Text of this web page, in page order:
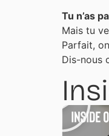
Tu n’as
Mais tu
Parfait,
Dis-nous